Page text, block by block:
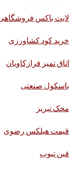
لایت باکس
خرید کود کشاورزی
اتاق تمیز فرازکاویان
باسکول صنعتی
محک تبریز
قیمت هبلکس رضوی
فین تیوب